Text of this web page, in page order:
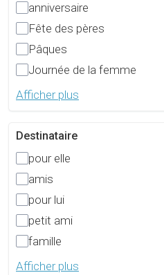
anniversaire
Fête des pères
Pâques
Journée de la femme
Afficher plus
Destinataire
pour elle
amis
pour lui
petit ami
famille
Afficher plus